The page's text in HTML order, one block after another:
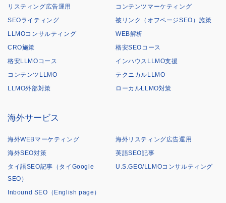
リスティング広告運用
コンテンツマーケティング
SEOライティング
被リンク（オフページSEO）施策
LLMOコンサルティング
WEB解析
CRO施策
格安SEOコース
格安LLMOコース
インハウスLLMO支援
コンテンツLLMO
テクニカルLLMO
LLMO外部対策
ローカルLLMO対策
海外サービス
海外WEBマーケティング
海外リスティング広告運用
海外SEO対策
英語SEO記事
タイ語SEO記事（タイGoogle
SEO）
U.S.GEO/LLMOコンサルティング
Inbound SEO（English page）